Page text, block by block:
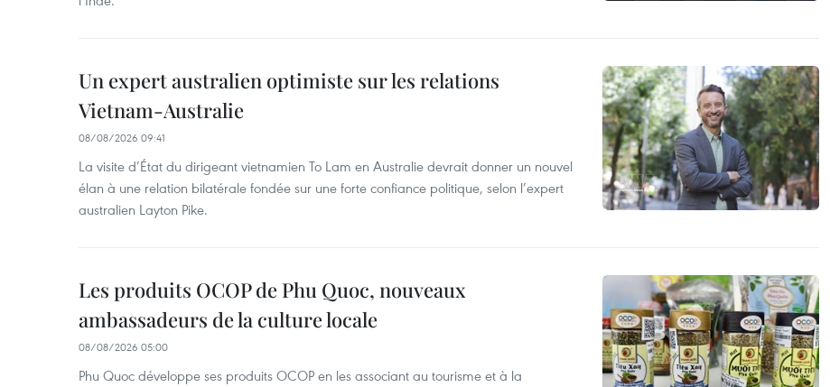
Un expert australien optimiste sur les relations
Vietnam-Australie
08/08/2026 09:41
La visite d’État du dirigeant vietnamien To Lam en Australie devrait donner un nouvel
élan à une relation bilatérale fondée sur une forte confiance politique, selon l’expert
australien Layton Pike.
Les produits OCOP de Phu Quoc, nouveaux
ambassadeurs de la culture locale
08/08/2026 05:00
Phu Quoc développe ses produits OCOP en les associant au tourisme et à la